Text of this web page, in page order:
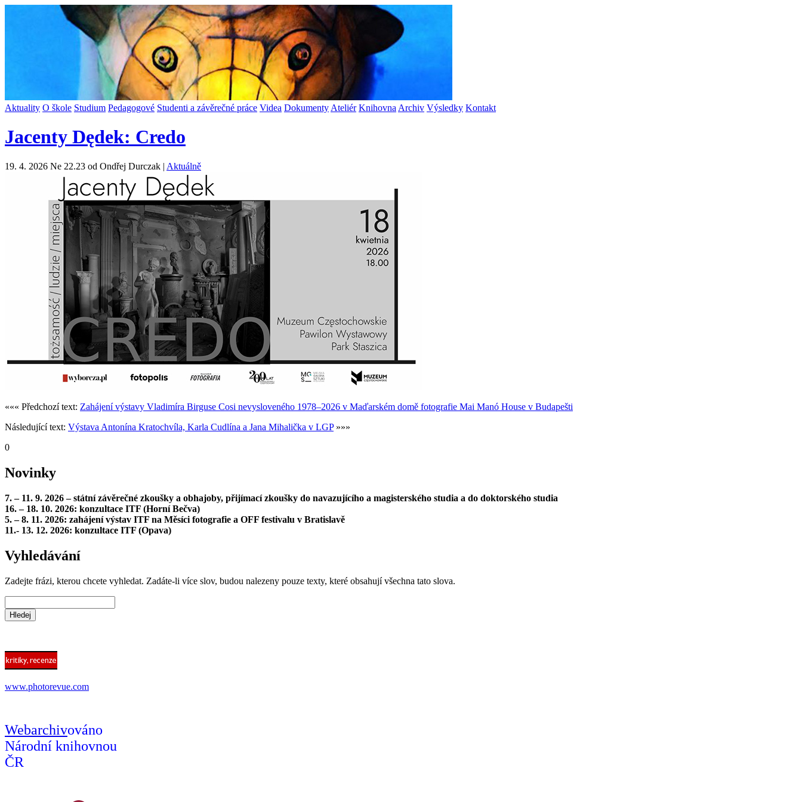
Aktuality O škole Studium Pedagogové Studenti a závěrečné práce Videa Dokumenty Ateliér Knihovna Archiv Výsledky Kontakt
Jacenty Dędek: Credo
19. 4. 2026 Ne 22.23 od Ondřej Durczak | Aktuálně
««« Předchozí text: Zahájení výstavy Vladimíra Birguse Cosi nevysloveného 1978–2026 v Maďarském domě fotografie Mai Manó House v Budapešti
Následující text: Výstava Antonína Kratochvíla, Karla Cudlína a Jana Mihalička v LGP»»»
0
Novinky
7. – 11. 9. 2026 – státní závěrečné zkoušky a obhajoby, přijímací zkoušky do navazujícího a magisterského studia a do doktorského studia
16. – 18. 10. 2026: konzultace ITF (Horní Bečva)
5. – 8. 11. 2026: zahájení výstav ITF na Měsíci fotografie a OFF festivalu v Bratislavě
11.- 13. 12. 2026: konzultace ITF (Opava)
Vyhledávání
Zadejte frázi, kterou chcete vyhledat. Zadáte-li více slov, budou nalezeny pouze texty, které obsahují všechna tato slova.
www.photorevue.com
Webarchivováno
Národní knihovnou
ČR